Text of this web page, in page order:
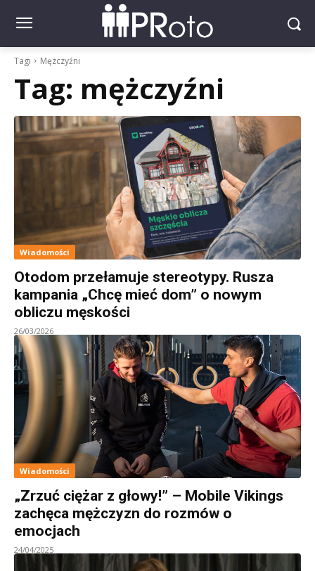
Tagi Mężczyźni
Tag: mężczyźni
Wiadomości
Otodom przełamuje stereotypy. Rusza
kampania „Chcę mieć dom” o nowym
obliczu męskości
26/03/2026
Wiadomości
„Zrzuć ciężar z głowy!” – Mobile Vikings
zachęca mężczyzn do rozmów o
emocjach
24/04/2025